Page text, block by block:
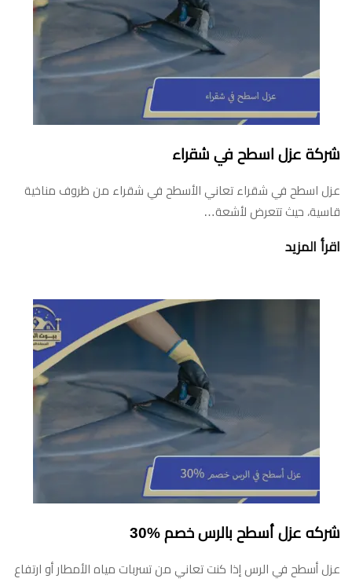
شركة عزل اسطح في شقراء
عزل اسطح في شقراء تعاني الأسطح في شقراء من ظروف مناخية
قاسية، حيث تتعرض لأشعة…
اقرأ المزيد
شركه عزل أسطح بالرس خصم %30
عزل أسطح في الرس إذا كنت تعاني من تسربات مياه الأمطار أو ارتفاع